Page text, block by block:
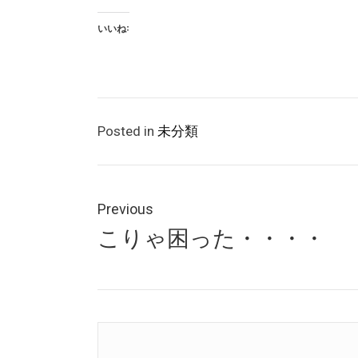
いいね:
Posted in 未分類
稿
ナ
ビ
ゲ
Previous
Previous
こりゃ困った・・・・